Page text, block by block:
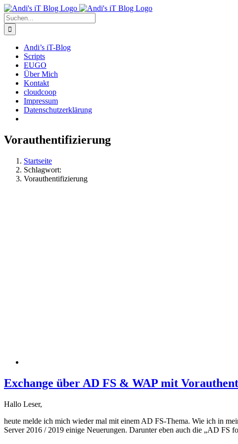
Zum
Inhalt
springen
Rss
Facebook
X
YouTube
Skype
Suche
nach:
Andi’s iT-Blog
Scripts
EUGO
Über Mich
Kontakt
cloudcoop
Impressum
Datenschutzerklärung
Vorauthentifizierung
Startseite
Schlagwort:
Vorauthentifizierung
Exchange über AD FS & WAP mit
Hallo Leser,
heute melde ich mich wieder mal mit einem AD FS-Thema. Wie ich in
Server 2016 / 2019 einige Neuerungen. Darunter eben auch die „AD FS